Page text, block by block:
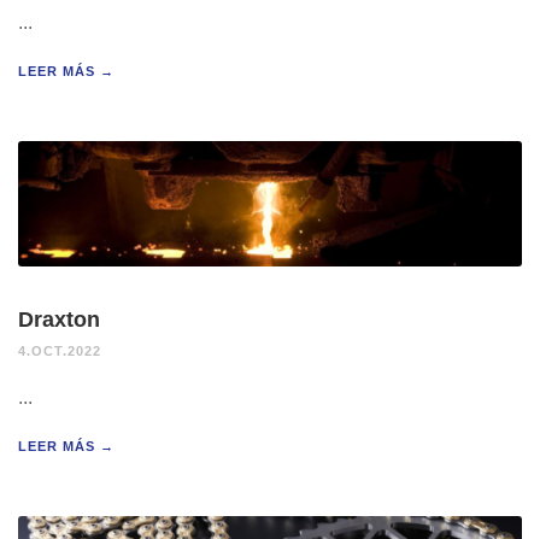
...
LEER MÁS →
Draxton
4.OCT.2022
...
LEER MÁS →